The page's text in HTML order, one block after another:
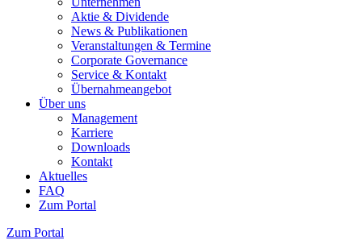
Aktie & Dividende
News & Publikationen
Veranstaltungen & Termine
Corporate Governance
Service & Kontakt
Übernahmeangebot
Über uns
Management
Karriere
Downloads
Kontakt
Aktuelles
FAQ
Zum Portal
Zum Portal